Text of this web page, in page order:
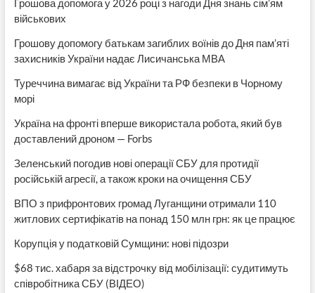
Грошова допомога у 2026 році з нагоди Дня знань сім’ям
військових
Грошову допомогу батькам загиблих воїнів до Дня пам’яті
захисників України надає Лисичанська МВА
Туреччина вимагає від України та РФ безпеки в Чорному
морі
Україна на фронті вперше використала робота, який був
доставлений дроном — Forbs
Зеленський погодив нові операції СБУ для протидії
російській агресії, а також кроки на очищення СБУ
ВПО з прифронтових громад Луганщини отримали 110
житлових сертифікатів на понад 150 млн грн: як це працює
Корупція у податковій Сумщини: нові підозри
$68 тис. хабаря за відстрочку від мобілізації: судитимуть
співробітника СБУ (ВІДЕО)